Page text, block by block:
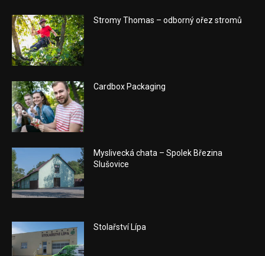
Stromy Thomas – odborný ořez stromů
Cardbox Packaging
Myslivecká chata – Spolek Březina
Slušovice
Stolařství Lípa